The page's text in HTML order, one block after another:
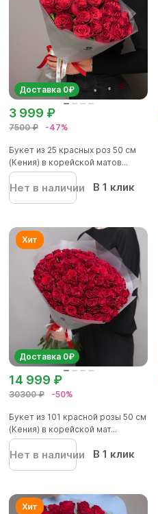
Доставка 0₽
7500 ₽ -47%
3 999 ₽
Букет из 25 красных роз 50 см
(Кения) в корейской матов...
Нет в наличии В 1 клик
Доставка 0₽
30300 ₽ -50%
14 999 ₽
Букет из 101 красной розы 50 см
(Кения) в корейской мат...
Нет в наличии В 1 клик